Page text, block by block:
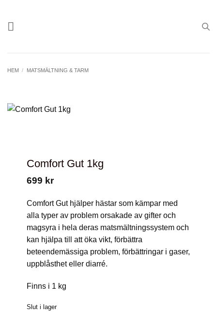
content
HEM / MATSMÄLTNING & TARM
Comfort Gut 1kg
699 kr
Comfort Gut hjälper hästar som kämpar med
alla typer av problem orsakade av gifter och
magsyra i hela deras matsmältningssystem och
kan hjälpa till att öka vikt, förbättra
beteendemässiga problem, förbättringar i gaser,
uppblåsthet eller diarré.
Finns i 1 kg
Slut i lager